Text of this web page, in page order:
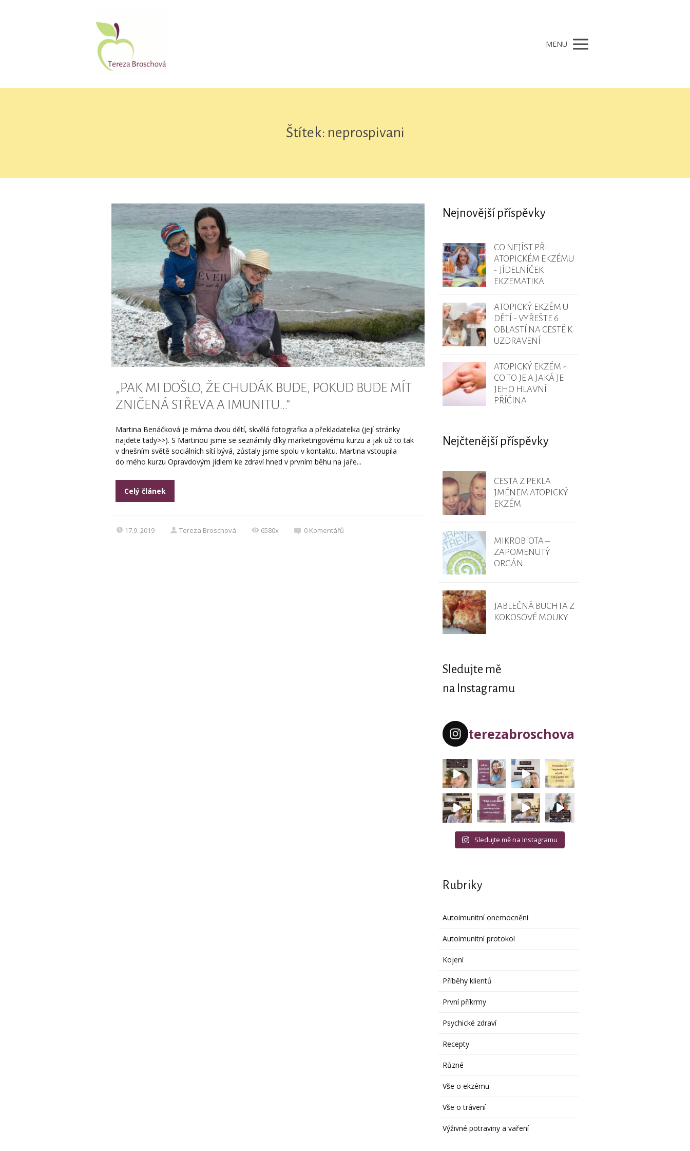
MENU
Štítek: neprospivani
„PAK MI DOŠLO, ŽE CHUDÁK BUDE, POKUD BUDE MÍT
ZNIČENÁ STŘEVA A IMUNITU…“
Martina Benáčková je máma dvou dětí, skvělá fotografka a překladatelka (její stránky
najdete tady>>). S Martinou jsme se seznámily díky marketingovému kurzu a jak už to tak
v dnešním světě sociálních sítí bývá, zůstaly jsme spolu v kontaktu. Martina vstoupila
do mého kurzu Opravdovým jídlem ke zdraví hned v prvním běhu na jaře...
Celý článek
17.9. 2019 Tereza Broschová 6580x 0 Komentářů
Nejnovější příspěvky
CO NEJÍST PŘI
ATOPICKÉM EKZÉMU
- JÍDELNÍČEK
EKZEMATIKA
ATOPICKÝ EKZÉM U
DĚTÍ - VYŘEŠTE 6
OBLASTÍ NA CESTĚ K
UZDRAVENÍ
ATOPICKÝ EKZÉM -
CO TO JE A JAKÁ JE
JEHO HLAVNÍ
PŘÍČINA
Nejčtenější příspěvky
CESTA Z PEKLA
JMÉNEM ATOPICKÝ
EKZÉM
MIKROBIOTA –
ZAPOMENUTÝ
ORGÁN
JABLEČNÁ BUCHTA Z
KOKOSOVÉ MOUKY
Sledujte mě
na Instagramu
terezabroschova
Sledujte mě na Instagramu
Rubriky
Autoimunitní onemocnění
Autoimunitní protokol
Kojení
Příběhy klientů
První příkrmy
Psychické zdraví
Recepty
Různé
Vše o ekzému
Vše o trávení
Výživné potraviny a vaření